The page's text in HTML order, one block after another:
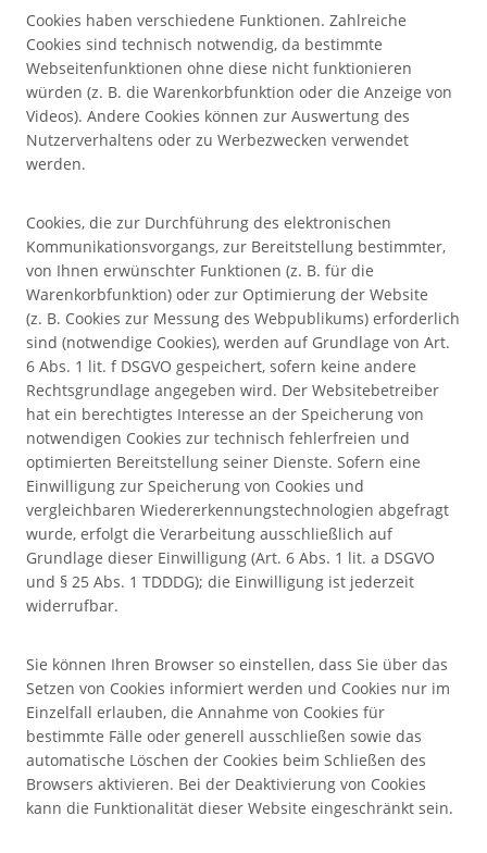
Cookies haben verschiedene Funktionen. Zahlreiche
Cookies sind technisch notwendig, da bestimmte
Webseitenfunktionen ohne diese nicht funktionieren
würden (z. B. die Warenkorbfunktion oder die Anzeige von
Videos). Andere Cookies können zur Auswertung des
Nutzerverhaltens oder zu Werbezwecken verwendet
werden.
Cookies, die zur Durchführung des elektronischen
Kommunikationsvorgangs, zur Bereitstellung bestimmter,
von Ihnen erwünschter Funktionen (z. B. für die
Warenkorbfunktion) oder zur Optimierung der Website
(z. B. Cookies zur Messung des Webpublikums) erforderlich
sind (notwendige Cookies), werden auf Grundlage von Art.
6 Abs. 1 lit. f DSGVO gespeichert, sofern keine andere
Rechtsgrundlage angegeben wird. Der Websitebetreiber
hat ein berechtigtes Interesse an der Speicherung von
notwendigen Cookies zur technisch fehlerfreien und
optimierten Bereitstellung seiner Dienste. Sofern eine
Einwilligung zur Speicherung von Cookies und
vergleichbaren Wiedererkennungstechnologien abgefragt
wurde, erfolgt die Verarbeitung ausschließlich auf
Grundlage dieser Einwilligung (Art. 6 Abs. 1 lit. a DSGVO
und § 25 Abs. 1 TDDDG); die Einwilligung ist jederzeit
widerrufbar.
Sie können Ihren Browser so einstellen, dass Sie über das
Setzen von Cookies informiert werden und Cookies nur im
Einzelfall erlauben, die Annahme von Cookies für
bestimmte Fälle oder generell ausschließen sowie das
automatische Löschen der Cookies beim Schließen des
Browsers aktivieren. Bei der Deaktivierung von Cookies
kann die Funktionalität dieser Website eingeschränkt sein.